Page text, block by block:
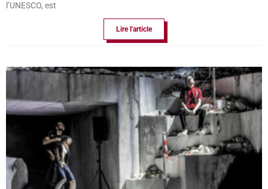
l’UNESCO, est
Lire l'article